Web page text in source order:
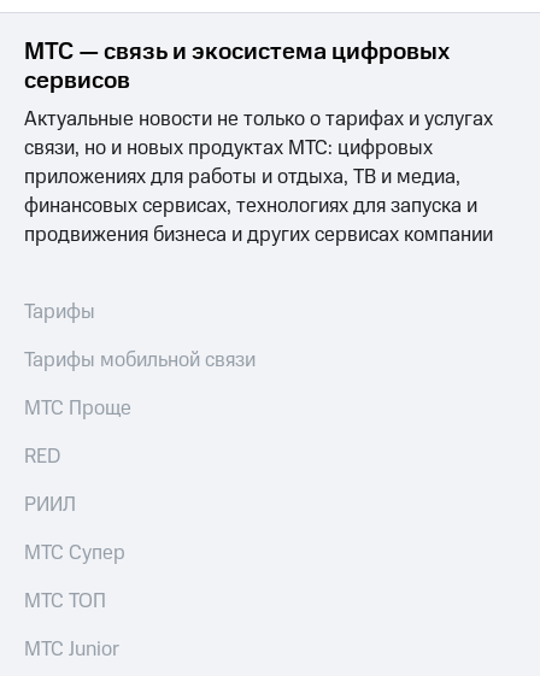
Корпоративное
управление
Корпоративный
секретарь
информации
Информация
акционерам
акционеров
Личный
акционера
Рынок
Программа
МТС — связь и экосистема цифровых
сервисов
Актуальные новости не только о тарифах и услугах
связи, но и новых продуктах МТС: цифровых
приложениях для работы и отдыха, ТВ и медиа,
финансовых сервисах, технологиях для запуска и
продвижения бизнеса и других сервисах компании
Тарифы
Тарифы мобильной связи
МТС Проще
RED
РИИЛ
МТС Супер
МТС ТОП
МТС Junior